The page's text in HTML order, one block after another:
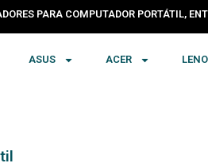
PARA COMPUTADOR PORTÁTIL,
ASUS ACER